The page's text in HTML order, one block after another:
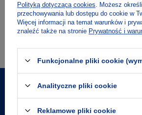
10% na pierwsze
Polityką dotyczącą cookies . Możesz
przechowywania lub dostępu do cookie w
Więcej informacji na temat warunków i
znaleźć także na stronie Prywatność i
Funkcjonalne pliki cookie
Analityczne pliki cookie
Reklamowe pliki cookie